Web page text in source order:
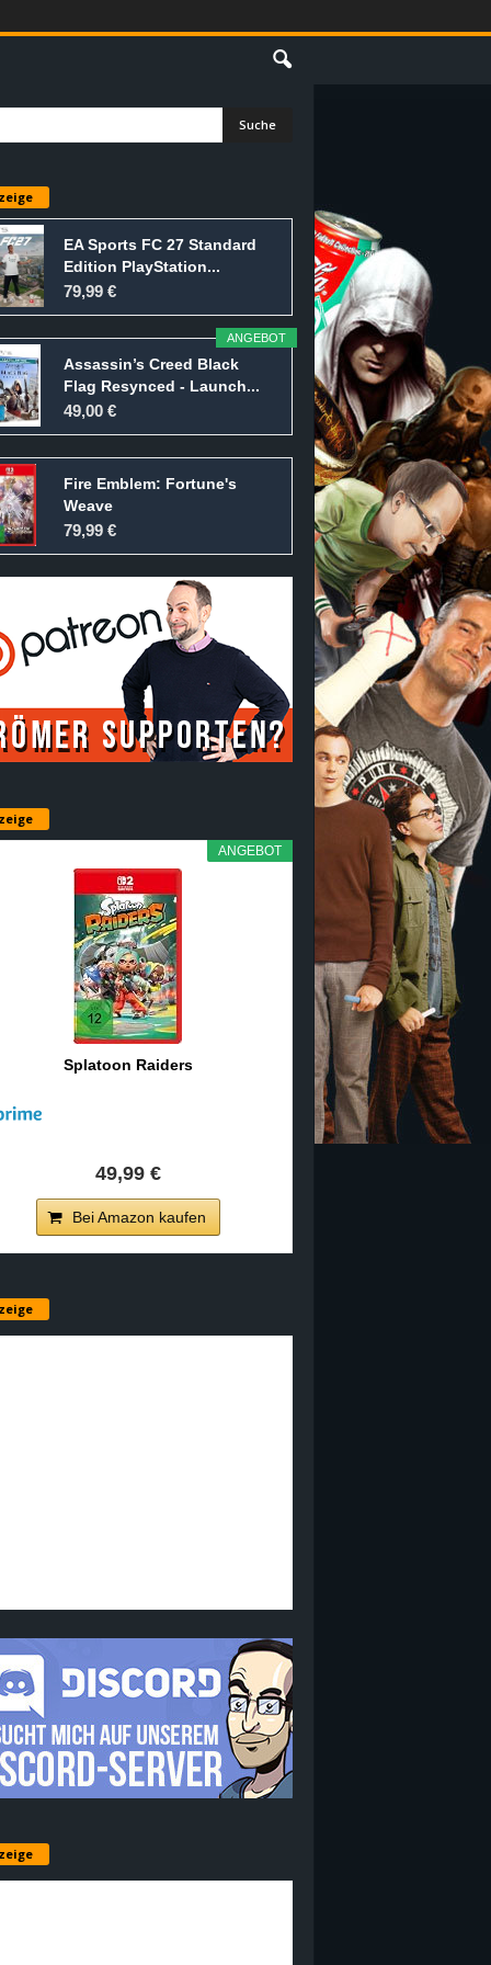
EA Sports FC 27 Standard
Edition PlayStation...
79,99 €
ANGEBOT
Assassin’s Creed Black
Flag Resynced - Launch...
49,00 €
Fire Emblem: Fortune's
Weave
79,99 €
ANGEBOT
Splatoon Raiders
49,99 €
Bei Amazon kaufen